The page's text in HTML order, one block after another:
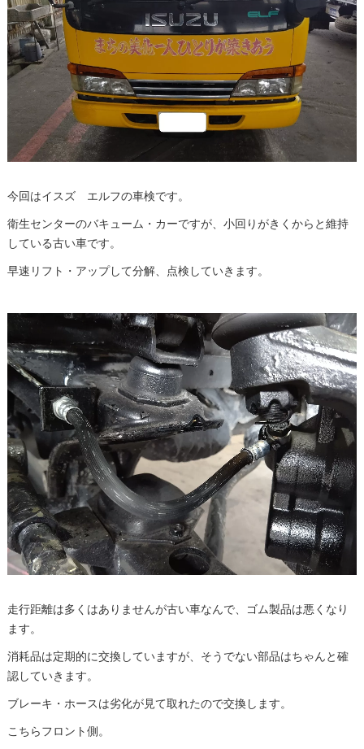
今回はイスズ エルフの車検です。
衛生センターのバキューム・カーですが、小回りがきくからと維持
している古い車です。
早速リフト・アップして分解、点検していきます。
走行距離は多くはありませんが古い車なんで、ゴム製品は悪くなり
ます。
消耗品は定期的に交換していますが、そうでない部品はちゃんと確
認していきます。
ブレーキ・ホースは劣化が見て取れたので交換します。
こちらフロント側。